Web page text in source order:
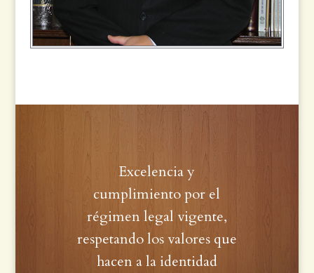
Excelencia y
cumplimiento por el
régimen legal vigente,
respetando los valores que
hacen a la identidad